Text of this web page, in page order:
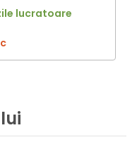
lucratoare